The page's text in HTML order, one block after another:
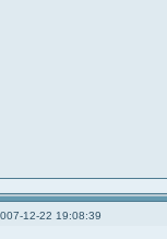
12-22 19:08:39